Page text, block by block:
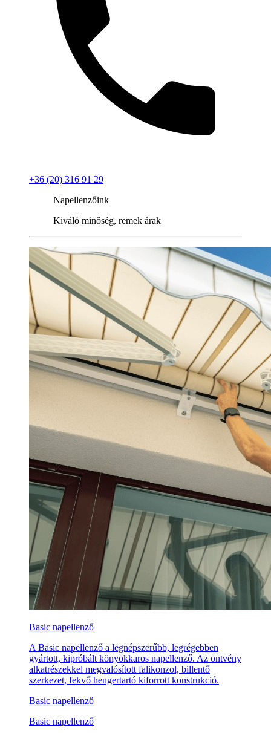
+36 (20) 316 91 29
Napellenzőink
Kiváló minőség, remek árak
Basic napellenző
A Basic napellenző a legnépszerűbb, legrégebben
gyártott, kipróbált könyökkaros napellenző. Az öntvény
alkatrészekkel megvalósított falikonzol, billentő
szerkezet, fekvő hengertartó kiforrott konstrukció.
Basic napellenző
Basic napellenző